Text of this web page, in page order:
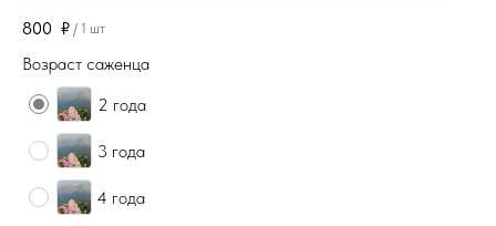
(горшках).
800 ₽ / 1 шт
Возраст саженца
2 года
3 года
4 года